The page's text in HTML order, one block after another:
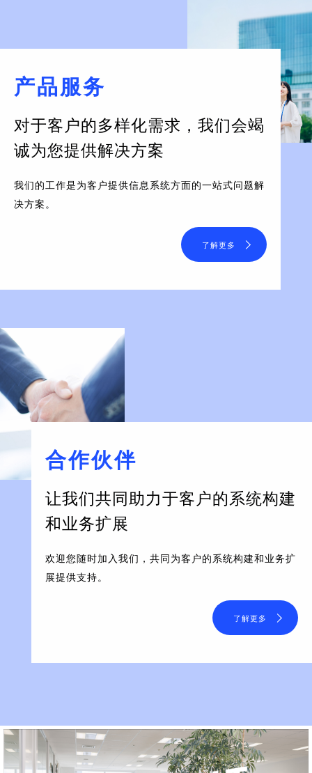
产品服务
对于客户的多样化需求， 我们会竭
诚为您提供解决方案
我们的工作是为客户提供信息系统方面的一站式问题解
决方案。
了解更多
合作伙伴
让我们共同助力于客户的系统构建
和业务扩展
欢迎您随时加入我们，共同为客户的系统构建和业务扩
展提供支持。
了解更多